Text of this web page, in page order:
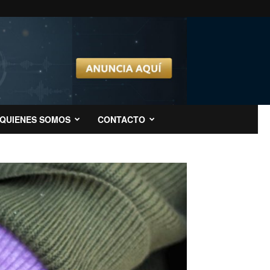
QUIENES SOMOS CONTACTO